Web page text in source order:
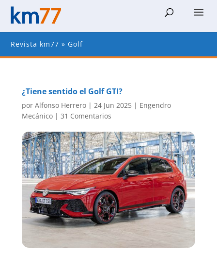
Revista km77 » Golf
¿Tiene sentido el Golf GTI?
por Alfonso Herrero| 24 Jun 2025| Engendro
Mecánico| 31 Comentarios